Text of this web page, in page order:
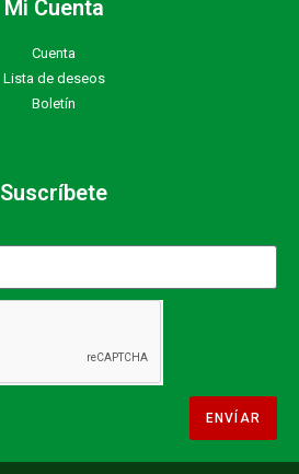
Mi Cuenta
Cuenta
Lista de deseos
Boletín
Suscríbete
ENVÍAR